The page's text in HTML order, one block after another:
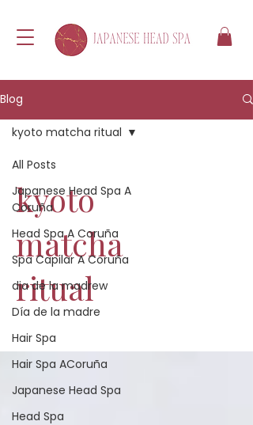
Blog
All Posts
Japanese Head Spa A
Coruña
Head Spa A Coruña
Spa Capilar A Coruña
dia de la madrew
Día de la madre
Hair Spa
Hair Spa ACoruña
Japanese Head Spa
Head Spa
kyoto matcha ritual
kyoto
matcha
ritual